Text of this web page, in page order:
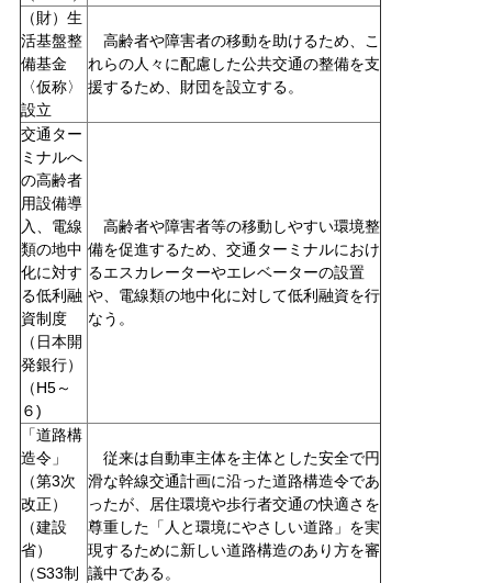
（財）生
活基盤整
備基金
〈仮称〉
設立
高齢者や障害者の移動を助けるため、こ
れらの人々に配慮した公共交通の整備を支
援するため、財団を設立する。
交通ター
ミナルへ
の高齢者
用設備導
入、電線
類の地中
化に対す
る低利融
資制度
（日本開
発銀行）
（H5～
６)
高齢者や障害者等の移動しやすい環境整
備を促進するため、交通ターミナルにおけ
るエスカレーターやエレベーターの設置
や、電線類の地中化に対して低利融資を行
なう。
「道路構
造令」
（第3次
改正）
（建設
省）
（S33制
従来は自動車主体を主体とした安全で円
滑な幹線交通計画に沿った道路構造令であ
ったが、居住環境や歩行者交通の快適さを
尊重した「人と環境にやさしい道路」を実
現するために新しい道路構造のあり方を審
議中である。